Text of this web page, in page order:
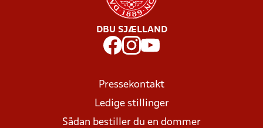
DBU SJÆLLAND
Pressekontakt
Ledige stillinger
Sådan bestiller du en dommer